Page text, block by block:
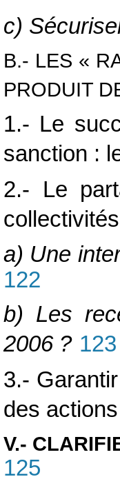
c)
B.- LES «
PRODUIT
1.- Le
sanction :
2.- Le
a) Une
122
b) Les
2006 ? 123
3.-
des
V.-
125